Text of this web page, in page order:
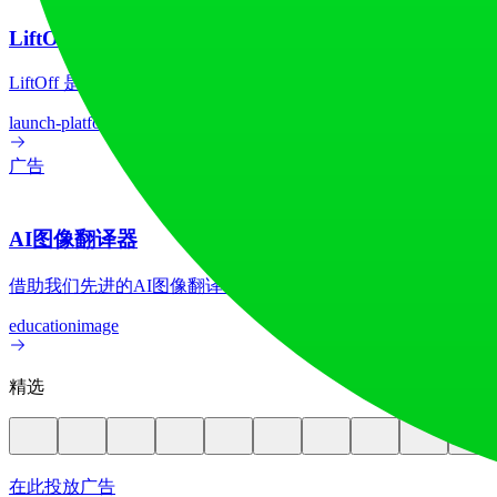
LiftOff
LiftOff 是一个面向创客的产品发布平台，用于发布产品、收
launch-platform
广告
AI图像翻译器
借助我们先进的AI图像翻译器，在70多种语言间实现图像文字
educationimage
精选
在此投放广告